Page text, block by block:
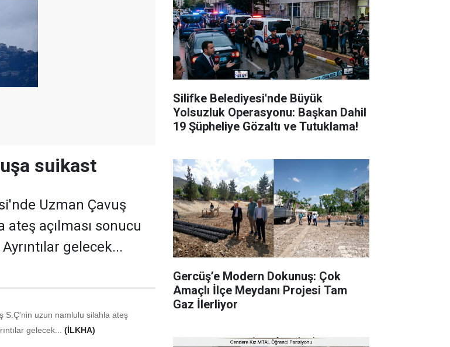
suikast
Uzman Çavuş
açılması sonucu
gelecek...
S.Ç'nin uzun namlulu silahla ateş
gelecek... (İLKHA)
Silifke Belediyesi'nde Büyük
Yolsuzluk Operasyonu: Başkan Dahil
19 Şüpheliye Gözaltı ve Tutuklama!
Gercüş’e Modern Dokunuş: Çok
Amaçlı İlçe Meydanı Projesi Tam
Gaz İlerliyor